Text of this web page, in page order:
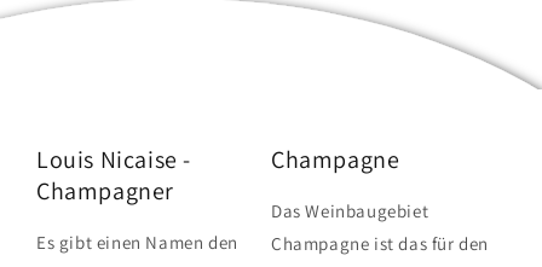
Louis Nicaise -
Champagner
Es gibt einen Namen den
Champagne
Das Weinbaugebiet
Champagne ist das für den